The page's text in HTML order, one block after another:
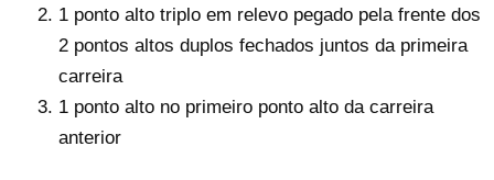
1 ponto alto triplo em relevo pegado pela frente dos
2 pontos altos duplos fechados juntos da primeira
carreira
1 ponto alto no primeiro ponto alto da carreira
anterior